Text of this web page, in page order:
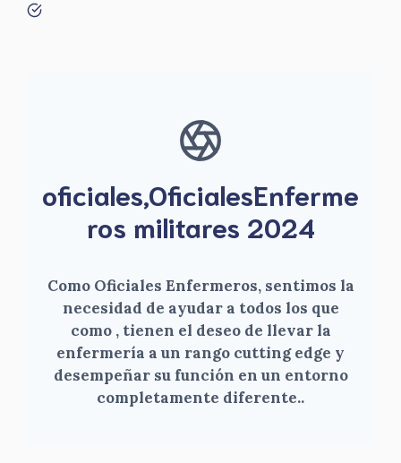
oficiales,OficialesEnferme
ros militares 2024
Como Oficiales Enfermeros, sentimos la
necesidad de ayudar a todos los que
como , tienen el deseo de llevar la
enfermería a un rango cutting edge y
desempeñar su función en un entorno
completamente diferente..